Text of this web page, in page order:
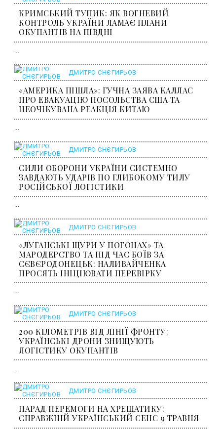
КРИМСЬКИЙ ТУПИК: ЯК ВОГНЕВИЙ
КОНТРОЛЬ УКРАЇНИ ЛАМАЄ ПЛАНИ
ОКУПАНТІВ НА ПІВДНІ
ДМИТРО СНЄГИРЬОВ
«АМЕРИКА ПІШЛА»: ГУЧНА ЗАЯВА КАЛЛАС
ПРО ЕВАКУАЦІЮ ПОСОЛЬСТВА США ТА
НЕОЧІКУВАНА РЕАКЦІЯ КИТАЮ
ДМИТРО СНЄГИРЬОВ
СИЛИ ОБОРОНИ УКРАЇНИ СИСТЕМНО
ЗАВДАЮТЬ УДАРІВ ПО ГЛИБОКОМУ ТИЛУ
РОСІЙСЬКОЇ ЛОГІСТИКИ
ДМИТРО СНЄГИРЬОВ
«ЛУГАНСЬКІ ЩУРИ У ПОГОНАХ» ТА
МАРОДЕРСТВО ТА ПІД ЧАС БОЇВ ЗА
СЄВЄРОДОНЕЦЬК: НАЛИВАЙЧЕНКА
ПРОСЯТЬ ІНІЦІЮВАТИ ПЕРЕВІРКУ
...
ДМИТРО СНЄГИРЬОВ
200 КІЛОМЕТРІВ ВІД ЛІНІЇ ФРОНТУ:
УКРАЇНСЬКІ ДРОНИ ЗНИЩУЮТЬ
ЛОГІСТИКУ ОКУПАНТІВ
...
ДМИТРО СНЄГИРЬОВ
ПАРАД ПЕРЕМОГИ НА ХРЕЩАТИКУ:
СПРАВЖНІЙ УКРАЇНСЬКИЙ СЕНС 9 ТРАВНЯ